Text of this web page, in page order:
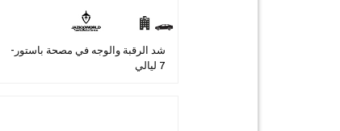
شد الرقبة والوجه في مصحة باستور-
7 ليالي